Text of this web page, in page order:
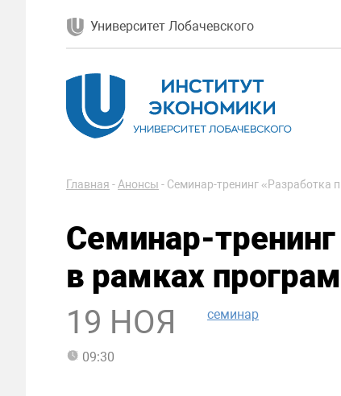
Университет Лобачевского
Главная -Анонсы - Семинар-тренинг «Разработка
Семинар-
в рамках
19 НОЯ
09:30
семинар